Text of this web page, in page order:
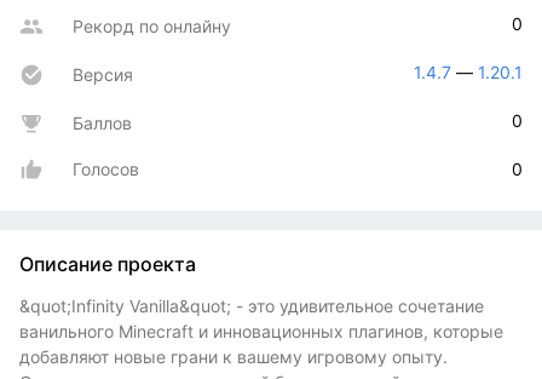
Рекорд по онлайну 0
Версия 1.4.7 — 1.20.1
Баллов 0
Голосов 0
Описание проекта
&quot;Infinity Vanilla&quot; - это удивительное сочетание
ванильного Minecraft и инновационных плагинов, которые
добавляют новые грани к вашему игровому опыту.